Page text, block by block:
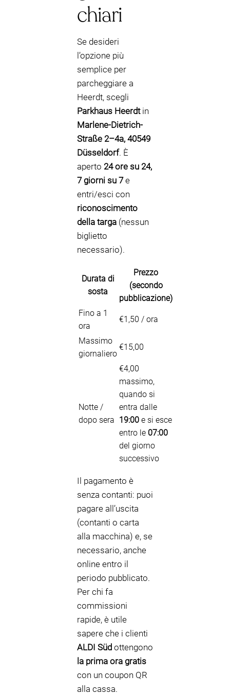
chiari
Se desideri
l’opzione più
semplice per
parcheggiare a
Heerdt, scegli
Parkhaus Heerdtin
Marlene-Dietrich-
Straße 2–4a, 40549
Düsseldorf. È
aperto 24 ore su 24,
7 giorni su 7e
entri/esci con
riconoscimento
della targa (nessun
biglietto
necessario).
Durata di
sosta
Prezzo
(secondo
pubblicazione)
Fino a 1
ora
€1,50 / ora
Massimo
giornaliero
€15,00
Notte /
dopo sera
€4,00
massimo,
quando si
entra dalle
19:00 e si esce
entro le 07:00
del giorno
successivo
Il pagamento è
senza contanti: puoi
pagare all’uscita
(contanti o carta
alla macchina) e, se
necessario, anche
online entro il
periodo pubblicato.
Per chi fa
commissioni
rapide, è utile
sapere che i clienti
ALDI Süd ottengono
la prima ora gratis
con un coupon QR
alla cassa.